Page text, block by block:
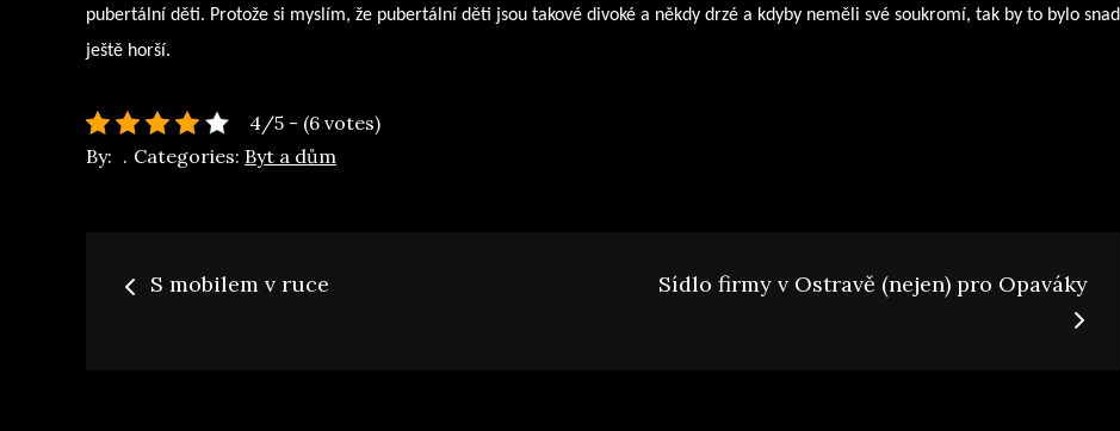
pubertální děti. Protože si myslím, že pubertální děti jsou takové divoké a někdy drzé a kdyby neměli své soukromí, tak by to bylo snad
ještě horší.
4/5 - (6 votes)
By:
Categories: Byt a dům
Navigace
S mobilem v ruce Sídlo firmy v Ostravě (nejen) pro Opaváky